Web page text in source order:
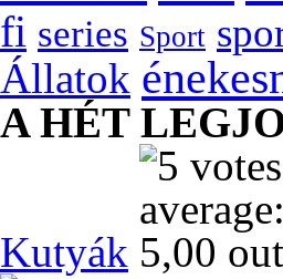
fi series Sport
Állatok
A HÉT
Kutyák